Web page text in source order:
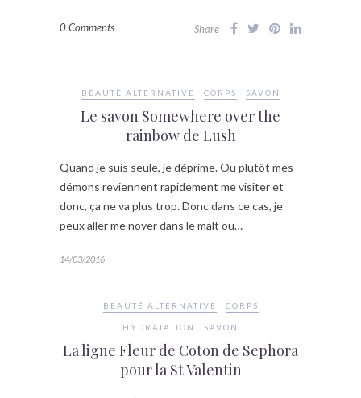
0 Comments Share
BEAUTÉ ALTERNATIVE CORPS SAVON
Le savon Somewhere over the
rainbow de Lush
Quand je suis seule, je déprime. Ou plutôt mes
démons reviennent rapidement me visiter et
donc, ça ne va plus trop. Donc dans ce cas, je
peux aller me noyer dans le malt ou…
14/03/2016
BEAUTÉ ALTERNATIVE CORPS
HYDRATATION SAVON
La ligne Fleur de Coton de Sephora
pour la St Valentin